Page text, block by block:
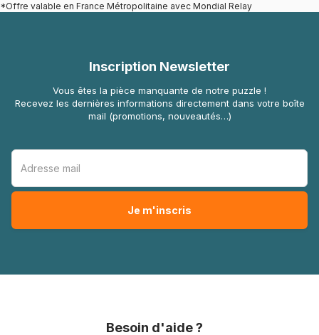
*Offre valable en France Métropolitaine avec Mondial Relay
Inscription Newsletter
Vous êtes la pièce manquante de notre puzzle !
Recevez les dernières informations directement dans votre boîte
mail (promotions, nouveautés…)
Besoin d'aide ?